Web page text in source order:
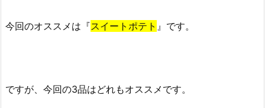
今回のオススメは『スイートポテト 』です。
ですが、今回の3品はどれもオススメです。